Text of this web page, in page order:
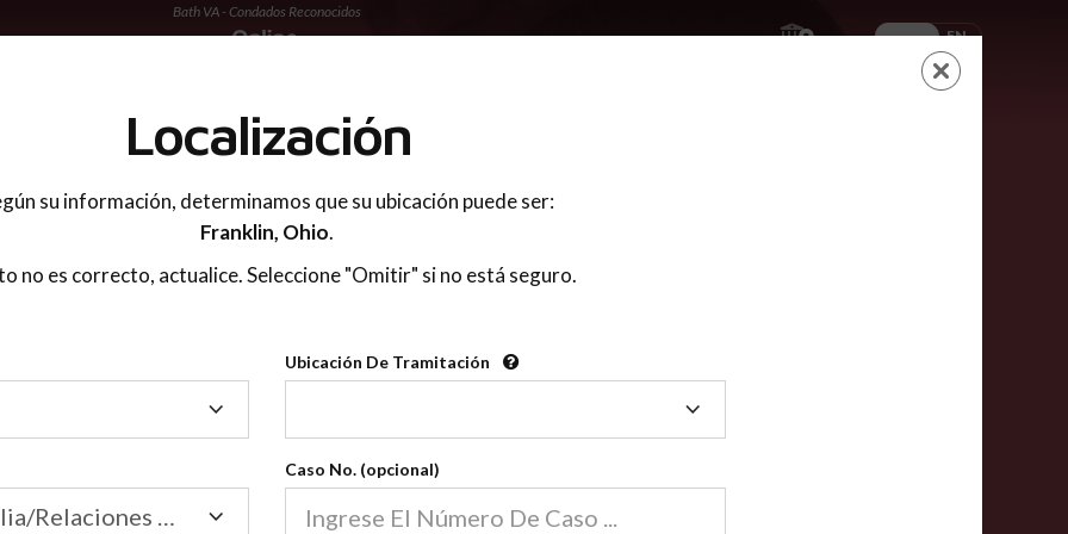
Bath VA - Condados Reconocidos
ES EN
LOGIN
Condados Reconocidos
2600
Condados
Nuestras clases de crianza compartida en línea están acreditadas en más de
2600 condados.
Las clases para padres en línea cumplen la mayoría de las normas nacionales
Localización
su información, determinamos que su ubicación puede ser:
Franklin, Ohio.
no es correcto, actualice. Seleccione "Omitir" si no está seguro.
Ubicación De Tramitación
Tramitación
Tribunal de Familia/Relaciones Domésticas
Caso No. (opcional)